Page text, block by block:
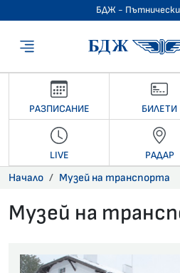
БДЖ - Пътнически
РАЗПИСАНИЕ БИЛЕТИ
LIVE РАДАР
Начало Музей на транспорта
Музей на